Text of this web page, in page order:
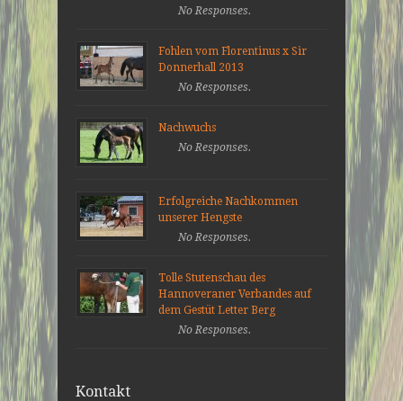
No Responses.
Fohlen vom Florentinus x Sir
Donnerhall 2013
No Responses.
Nachwuchs
No Responses.
Erfolgreiche Nachkommen
unserer Hengste
No Responses.
Tolle Stutenschau des
Hannoveraner Verbandes auf
dem Gestüt Letter Berg
No Responses.
Kontakt